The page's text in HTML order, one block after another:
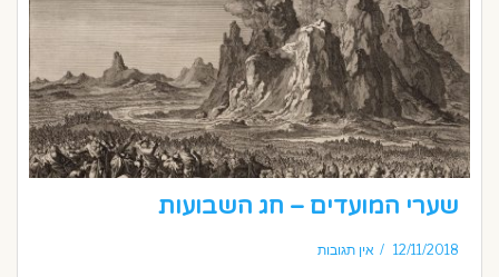
שערי המועדים – חג השבועות
12/11/2018 אין תגובות